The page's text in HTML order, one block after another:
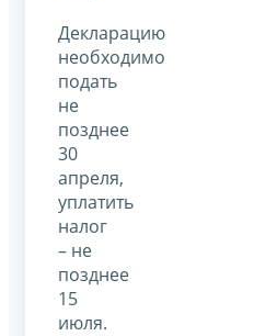
Декларацию
необходимо
подать
не
позднее
30
апреля,
уплатить
налог
– не
позднее
15
июля.